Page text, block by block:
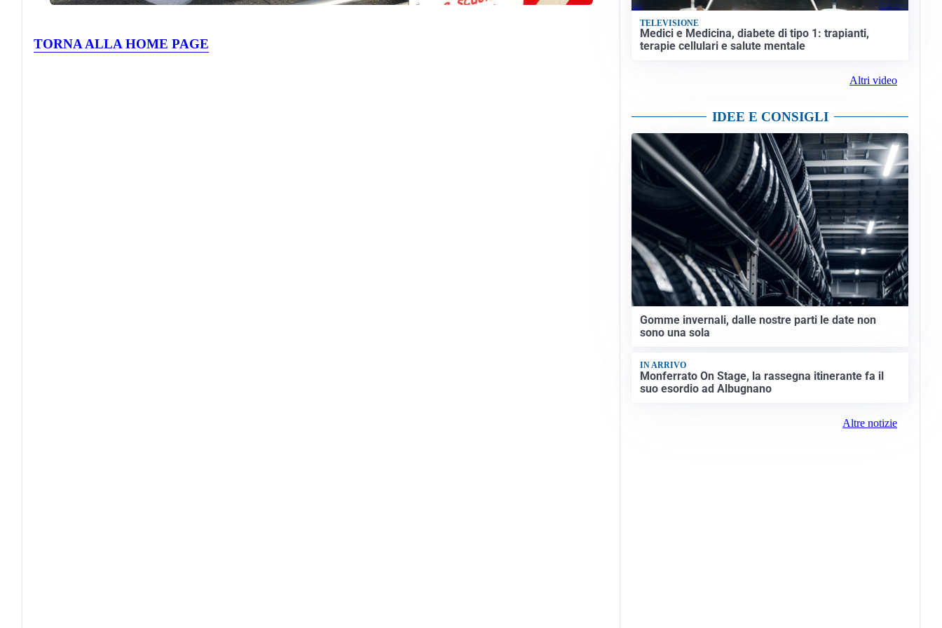
TORNA ALLA HOME PAGE
TELEVISIONE
Medici e Medicina, diabete di tipo 1: trapianti,
terapie cellulari e salute mentale
Altri video
IDEE E CONSIGLI
Gomme invernali, dalle nostre parti le date non
sono una sola
IN ARRIVO
Monferrato On Stage, la rassegna itinerante fa il
suo esordio ad Albugnano
Altre notizie